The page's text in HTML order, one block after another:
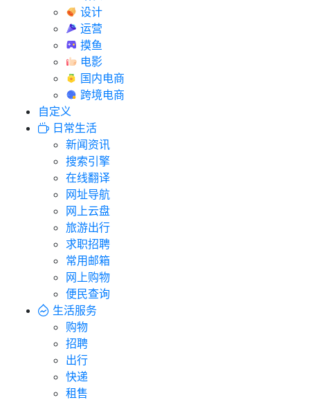
设计
运营
摸鱼
电影
国内电商
跨境电商
自定义
日常生活
新闻资讯
搜索引擎
在线翻译
网址导航
网上云盘
旅游出行
求职招聘
常用邮箱
网上购物
便民查询
生活服务
购物
招聘
出行
快递
租售